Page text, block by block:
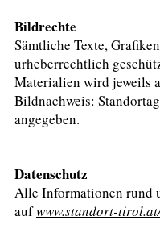
Bildrechte
Sämtliche Texte,
urheberrechtlich
Materialien wird jeweils
Bildnachweis:
angegeben.
Datenschutz
Alle Informationen rund
aufwww.standort-